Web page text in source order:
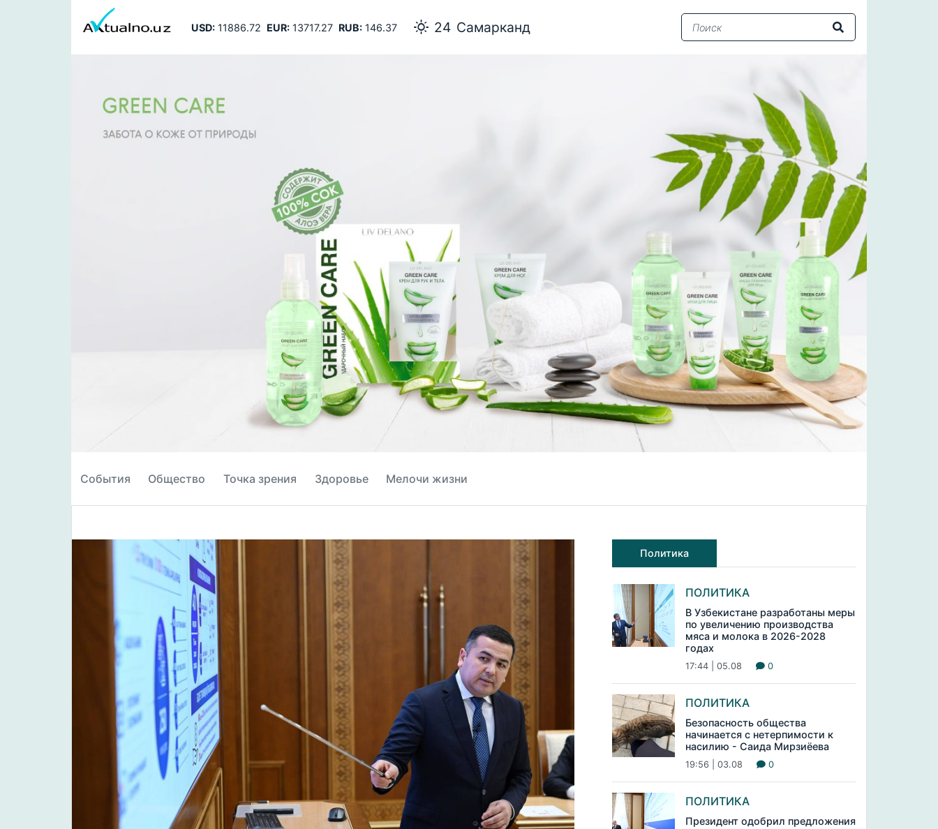
USD:11886.72 EUR:13717.27 RUB:146.37 24 Самарканд
События Общество Точка зрения Здоровье Мелочи жизни
Политика
ПОЛИТИКА
В Узбекистане разработаны меры
по увеличению производства
мяса и молока в 2026-2028
годах
17:44 | 05.08 0
ПОЛИТИКА
Безопасность общества
начинается с нетерпимости к
насилию - Саида Мирзиёева
19:56 | 03.08 0
ПОЛИТИКА
Президент одобрил предложения